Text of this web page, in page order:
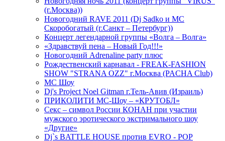
(г.Москва))
Новогодний RAVE 2011 (Dj Sadko и MC
Скоробогатый (г.Санкт – Петербург))
Концерт легендарной группы «Волга – Волга»
«Здравствуй пена – Новый Год!!!»
Новогодний Adrenaline party плюс
Рождественский карнавал - FREAK-FASHION
SHOW "STRANA OZZ" г.Москва (PACHA Club)
MC Шоу
Dj's Project Noel Gitman г.Тель-Авив (Израиль)
ПРИКОЛИТИ МС-Шоу – «КРУТОБЛ»
Секс – символ России КОНАН при участии
мужского эротического экстримального шоу
«Другие»
Dj`s BATTLE HOUSE против EVRO - POP